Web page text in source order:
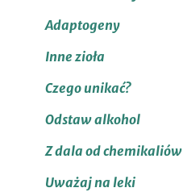
Adaptogeny
Inne zioła
Czego unikać?
Odstaw alkohol
Z dala od chemikaliów
Uważaj na leki